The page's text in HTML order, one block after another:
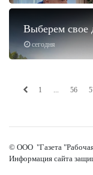
сегодня
Выберем свое
1 ... 56
© ООО "Газета
Информация сайта